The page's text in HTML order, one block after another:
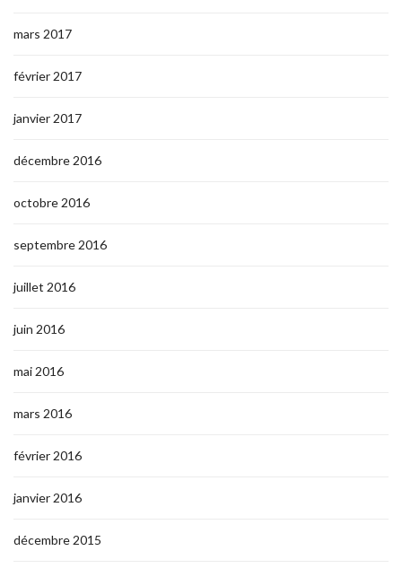
mars 2017
février 2017
janvier 2017
décembre 2016
octobre 2016
septembre 2016
juillet 2016
juin 2016
mai 2016
mars 2016
février 2016
janvier 2016
décembre 2015